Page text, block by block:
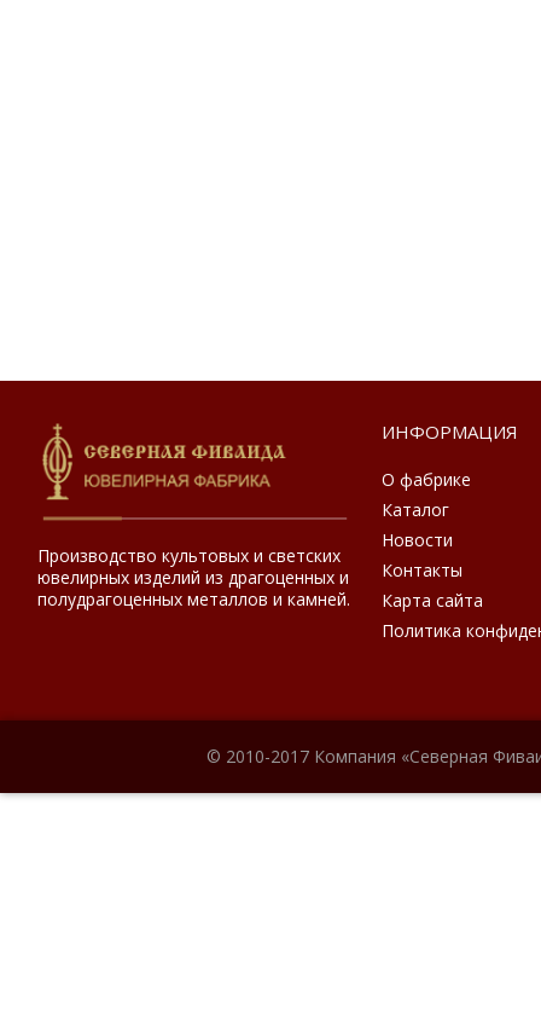
Производство культовых и светских
ювелирных изделий из драгоценных и
полудрагоценных металлов и камней.
ИНФОРМАЦИЯ
О фабрике
Каталог
Новости
Контакты
Карта сайта
Политика
© 2010-2017 Компания «Северная